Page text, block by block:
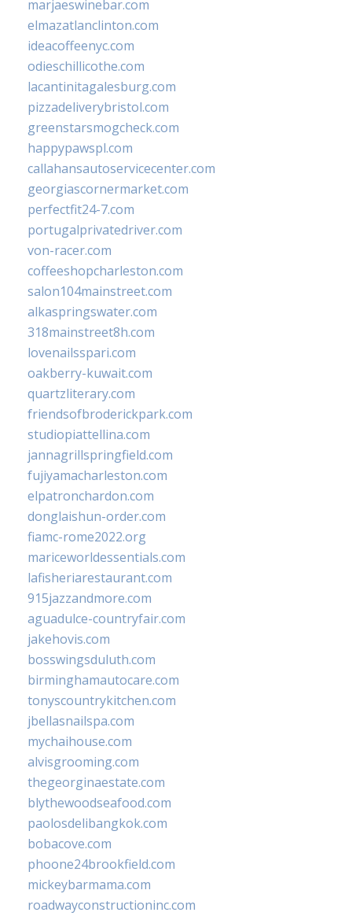
marjaeswinebar.com
elmazatlanclinton.com
ideacoffeenyc.com
odieschillicothe.com
lacantinitagalesburg.com
pizzadeliverybristol.com
greenstarsmogcheck.com
happypawspl.com
callahansautoservicecenter.com
georgiascornermarket.com
perfectfit24-7.com
portugalprivatedriver.com
von-racer.com
coffeeshopcharleston.com
salon104mainstreet.com
alkaspringswater.com
318mainstreet8h.com
lovenailsspari.com
oakberry-kuwait.com
quartzliterary.com
friendsofbroderickpark.com
studiopiattellina.com
jannagrillspringfield.com
fujiyamacharleston.com
elpatronchardon.com
donglaishun-order.com
fiamc-rome2022.org
mariceworldessentials.com
lafisheriarestaurant.com
915jazzandmore.com
aguadulce-countryfair.com
jakehovis.com
bosswingsduluth.com
birminghamautocare.com
tonyscountrykitchen.com
jbellasnailspa.com
mychaihouse.com
alvisgrooming.com
thegeorginaestate.com
blythewoodseafood.com
paolosdelibangkok.com
bobacove.com
phoone24brookfield.com
mickeybarmama.com
roadwayconstructioninc.com